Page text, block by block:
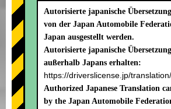
Autorisierte japanische
von der Japan Automobile
Japan ausgestellt werden.
Autorisierte japanische
außerhalb Japans erhalten:
https://driverslicense.jp/translation/
Authorized Japanese Translation
by the Japan Automobile